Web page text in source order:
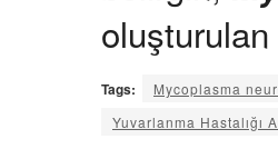
oluşturulan
Tags: Mycoplasma
Yuvarlanma Hastalığı